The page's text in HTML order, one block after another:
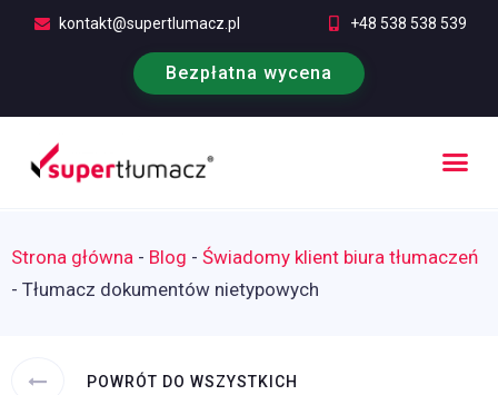
kontakt@supertlumacz.pl +48 538 538 539
Bezpłatna wycena
Strona główna - Blog - Świadomy klient biura tłumaczeń
- Tłumacz dokumentów nietypowych
POWRÓT DO WSZYSTKICH